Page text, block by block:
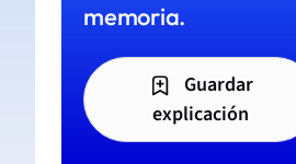
memoria.
Guardar
explicación